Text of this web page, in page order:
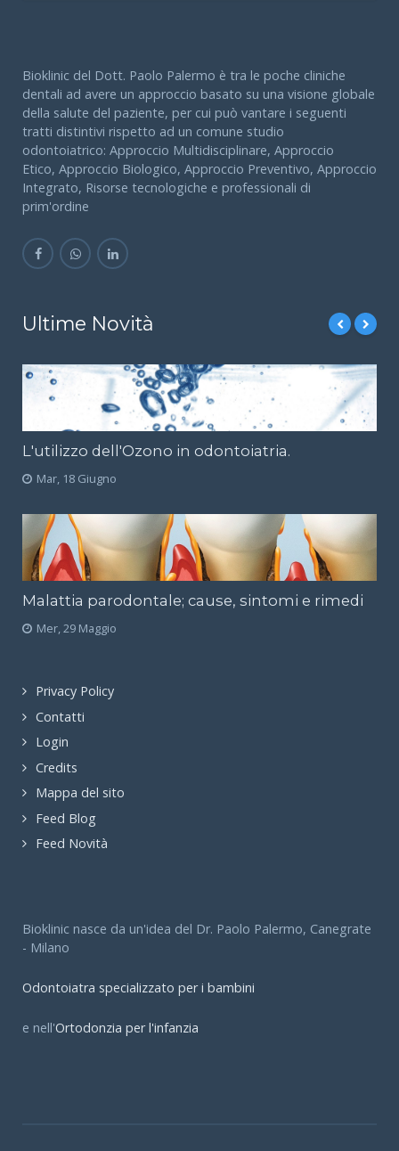
Bioklinic del Dott. Paolo Palermo è tra le poche cliniche
dentali ad avere un approccio basato su una visione globale
della salute del paziente, per cui può vantare i seguenti
tratti distintivi rispetto ad un comune studio
odontoiatrico: Approccio Multidisciplinare, Approccio
Etico, Approccio Biologico, Approccio Preventivo, Approccio
Integrato, Risorse tecnologiche e professionali di
prim'ordine
Ultime Novità
L'utilizzo dell'Ozono in odontoiatria.
Mar, 18 Giugno
Malattia parodontale; cause, sintomi e rimedi
Mer, 29 Maggio
Privacy Policy
Contatti
Login
Credits
Mappa del sito
Feed Blog
Feed Novità
Bioklinic nasce da un'idea del Dr. Paolo Palermo, Canegrate
- Milano
Odontoiatra specializzato per i bambini
e nell'Ortodonzia per l'infanzia